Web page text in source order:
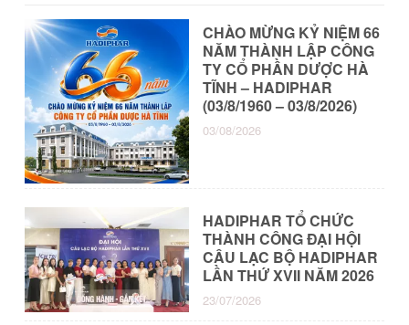
CHÀO MỪNG KỶ NIỆM 66
NĂM THÀNH LẬP CÔNG
TY CỔ PHẦN DƯỢC HÀ
TĨNH – HADIPHAR
(03/8/1960 – 03/8/2026)
03/08/2026
HADIPHAR TỔ CHỨC
THÀNH CÔNG ĐẠI HỘI
CÂU LẠC BỘ HADIPHAR
LẦN THỨ XVII NĂM 2026
23/07/2026